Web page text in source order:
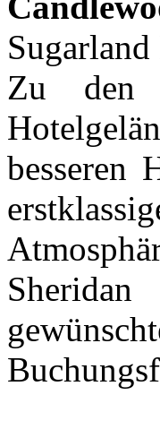
Zu den
besseren